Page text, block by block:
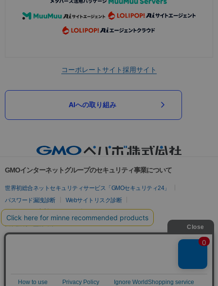
コーポレートサイト採用サイト
AIへの取り組み
GMOインターネットグループのセキュリティ事業について
世界初総合ネットセキュリティサービス「GMOセキュリティ24」
パスワード漏洩診断
Webサイトリスク診断
セキュリティ相談AIチャットボット
実在証明・盗聴対策
サイバー攻撃対策（GMOサイバーセキュリティ byイエラエ）